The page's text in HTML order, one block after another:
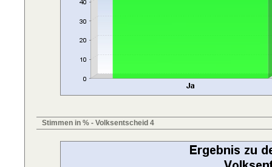
Stimmen in % - Volksentscheid 4